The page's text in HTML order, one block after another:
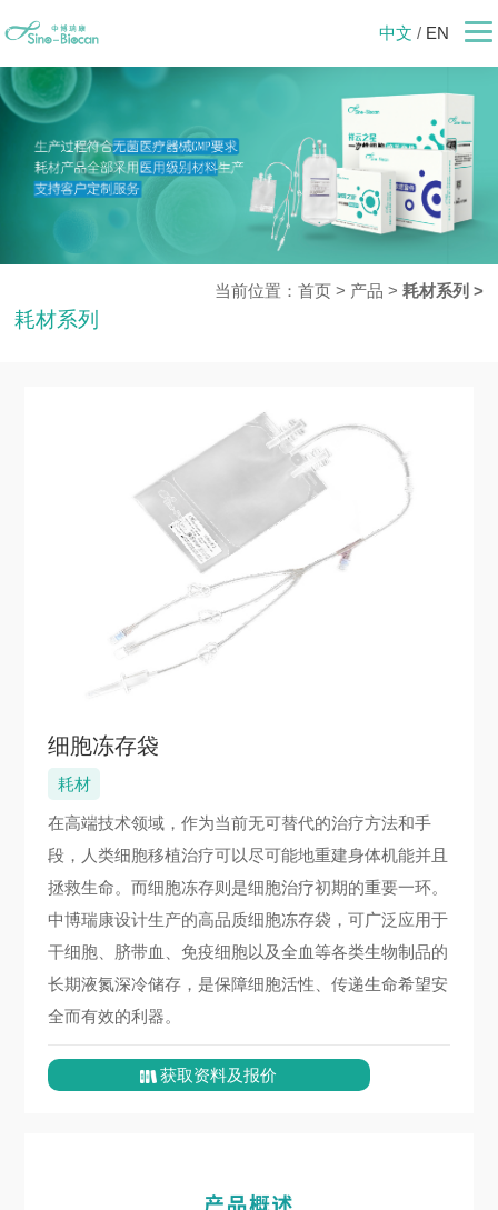
中文 / EN
当前位置： 首页> 产品 > 耗材系列 >
耗材系列
细胞冻存袋
耗材
在高端技术领域，作为当前无可替代的治疗方法和手
段，人类细胞移植治疗可以尽可能地重建身体机能并且
拯救生命。而细胞冻存则是细胞治疗初期的重要一环。
中博瑞康设计生产的高品质细胞冻存袋，可广泛应用于
干细胞、脐带血、免疫细胞以及全血等各类生物制品的
长期液氮深冷储存，是保障细胞活性、传递生命希望安
全而有效的利器。
获取资料及报价